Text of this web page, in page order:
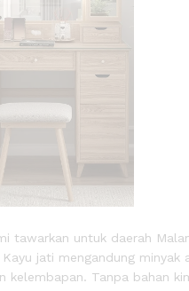
tawarkan untuk daerah
jati mengandung
kelembapan. Tanpa bahan